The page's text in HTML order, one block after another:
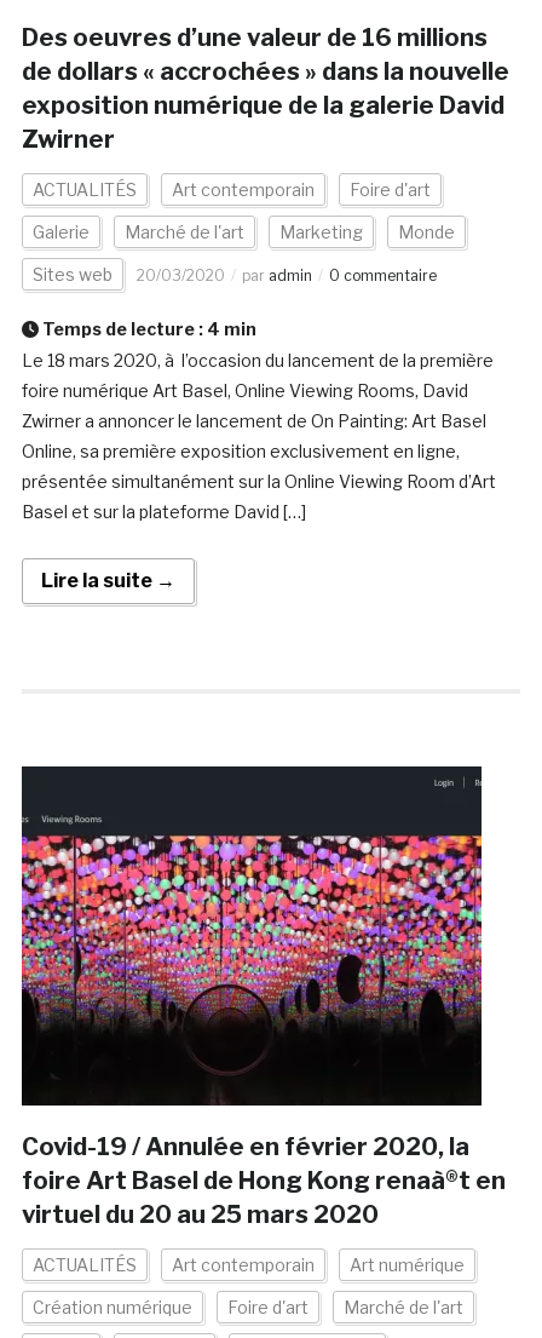
Des oeuvres d’une valeur de 16 millions
de dollars « accrochées » dans la nouvelle
exposition numérique de la galerie David
Zwirner
ACTUALITÉS Art contemporain Foire d'art
Galerie Marché de l'art Marketing Monde
Sites web 20/03/2020 par admin 0 commentaire
Temps de lecture : 4 min
Le 18 mars 2020, à l’occasion du lancement de la première
foire numérique Art Basel, Online Viewing Rooms, David
Zwirner a annoncer le lancement de On Painting: Art Basel
Online, sa première exposition exclusivement en ligne,
présentée simultanément sur la Online Viewing Room d’Art
Basel et sur la plateforme David […]
Lire la suite →
Covid-19 / Annulée en février 2020, la
foire Art Basel de Hong Kong renaà®t en
virtuel du 20 au 25 mars 2020
ACTUALITÉS Art contemporain Art numérique
Création numérique Foire d'art Marché de l'art